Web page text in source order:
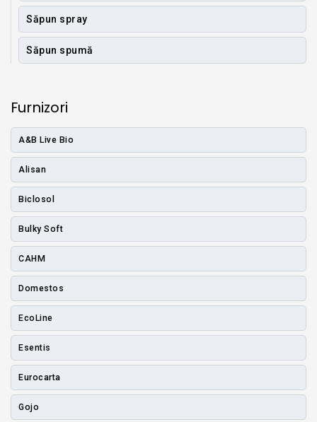
Săpun spray
Săpun spumă
Furnizori
A&B Live Bio
Alisan
Biclosol
Bulky Soft
CAHM
Domestos
EcoLine
Esentis
Eurocarta
Gojo